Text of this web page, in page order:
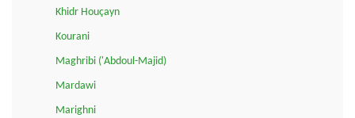
Khidr Houçayn
Kourani
Maghribi ('Abdoul-Majid)
Mardawi
Marighni